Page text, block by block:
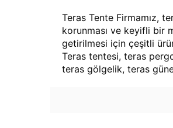
Teras Tente Firmamız,
korunması ve keyifli bir
getirilmesi için çeşitli
Teras tentesi, teras
teras gölgelik, teras